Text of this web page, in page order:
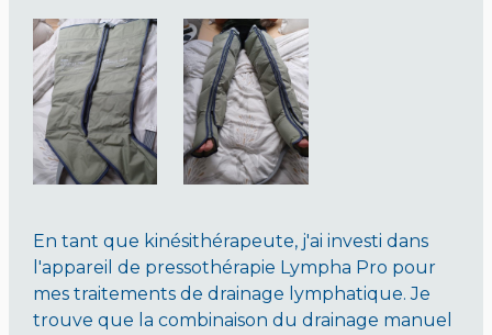
En tant que kinésithérapeute, j'ai investi dans
l'appareil de pressothérapie Lympha Pro pour
mes traitements de drainage lymphatique. Je
trouve que la combinaison du drainage manuel